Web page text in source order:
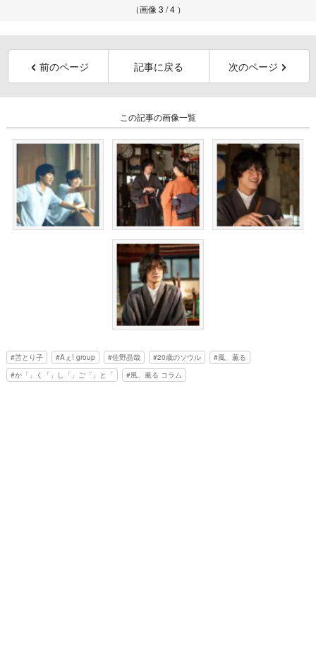
（画像 3 / 4 ）
前のページ 記事に戻る 次のページ
この記事の画像一覧
苫とり子 Aぇ! group 佐野晶哉 20歳のソウル
風、薫る
か「」く「」し「」ご「」と「
風、薫る コラム